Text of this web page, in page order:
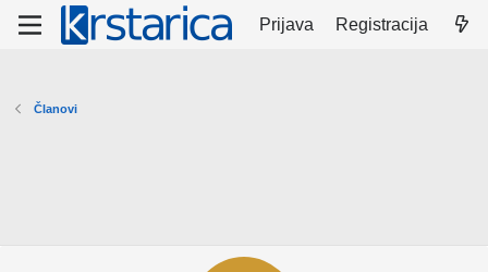
Prijava Registracija
Članovi